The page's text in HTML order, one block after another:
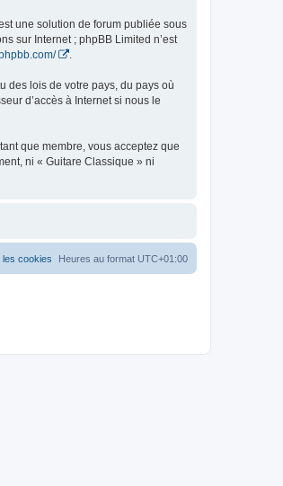
une solution de forum publiée sous
sur Internet ; phpBB Limited n’est
.
des lois de votre pays, du pays où
d’accès à Internet si nous le
que membre, vous acceptez que
ni « Guitare Classique » ni
Heures au format UTC+01:00
les cookies